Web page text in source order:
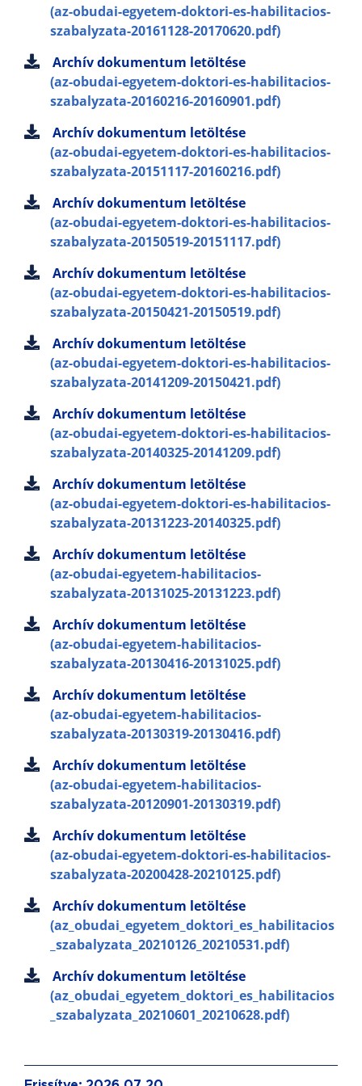
(az-obudai-egyetem-doktori-es-habilitacios-
szabalyzata-20161128-20170620.pdf)
Archív dokumentum letöltése
(az-obudai-egyetem-doktori-es-habilitacios-
szabalyzata-20160216-20160901.pdf)
Archív dokumentum letöltése
(az-obudai-egyetem-doktori-es-habilitacios-
szabalyzata-20151117-20160216.pdf)
Archív dokumentum letöltése
(az-obudai-egyetem-doktori-es-habilitacios-
szabalyzata-20150519-20151117.pdf)
Archív dokumentum letöltése
(az-obudai-egyetem-doktori-es-habilitacios-
szabalyzata-20150421-20150519.pdf)
Archív dokumentum letöltése
(az-obudai-egyetem-doktori-es-habilitacios-
szabalyzata-20141209-20150421.pdf)
Archív dokumentum letöltése
(az-obudai-egyetem-doktori-es-habilitacios-
szabalyzata-20140325-20141209.pdf)
Archív dokumentum letöltése
(az-obudai-egyetem-doktori-es-habilitacios-
szabalyzata-20131223-20140325.pdf)
Archív dokumentum letöltése
(az-obudai-egyetem-habilitacios-
szabalyzata-20131025-20131223.pdf)
Archív dokumentum letöltése
(az-obudai-egyetem-habilitacios-
szabalyzata-20130416-20131025.pdf)
Archív dokumentum letöltése
(az-obudai-egyetem-habilitacios-
szabalyzata-20130319-20130416.pdf)
Archív dokumentum letöltése
(az-obudai-egyetem-habilitacios-
szabalyzata-20120901-20130319.pdf)
Archív dokumentum letöltése
(az-obudai-egyetem-doktori-es-habilitacios-
szabalyzata-20200428-20210125.pdf)
Archív dokumentum letöltése
(az_obudai_egyetem_doktori_es_habilitacios
_szabalyzata_20210126_20210531.pdf)
Archív dokumentum letöltése
(az_obudai_egyetem_doktori_es_habilitacios
_szabalyzata_20210601_20210628.pdf)